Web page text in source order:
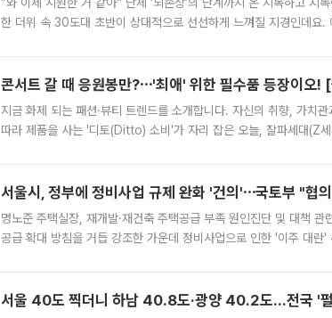
한 더위 속 30도대 초반이 상대적으로 선선하게 느껴질 지경인데요
콘서트 갈 때 응원봉만?⋯'최애' 위한 필수품 등장이오!
지금 화제 되는 패션·뷰티 트렌드를 소개합니다. 자신의 취향, 가치
따라 제품을 사는 '디토(Ditto) 소비'가 자리 잡은 오늘, 잘파세대(Z
서울시, 정부에 정비사업 규제 완화 '건의'⋯국토부 "협
명노준 주택실장, 재개발·재건축 주택공급 부족 원인진단 및 대책 관
공급 확대 방침을 거듭 강조한 가운데 정비사업으로 인한 '이주 대란
서울 40도 찍더니 하남 40.8도·광양 40.2도…전국 '